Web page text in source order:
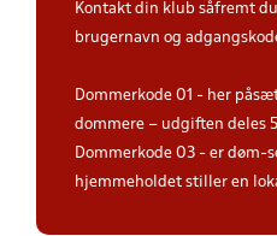
Kontakt din klub såfremt
brugernavn og
Dommerkode 01 - her
dommere – udgiften deles
Dommerkode 03 - er døm-
hjemmeholdet stiller en